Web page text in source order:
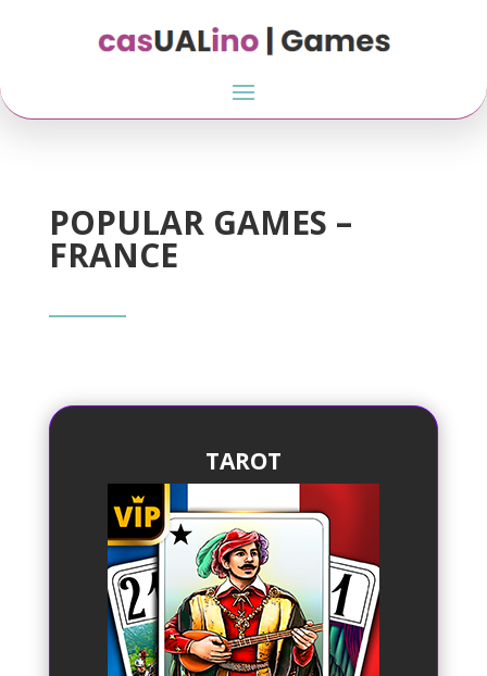
POPULAR GAMES –
FRANCE
TAROT